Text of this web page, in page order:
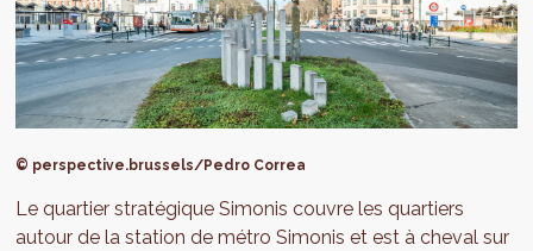
© perspective.brussels/Pedro Correa
Le quartier stratégique Simonis couvre les quartiers
autour de la station de métro Simonis et est à cheval sur